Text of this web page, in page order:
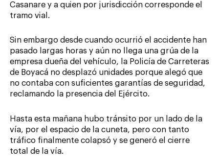
Casanare y a quien por jurisdicción corresponde el
tramo vial.
Sin embargo desde cuando ocurrió el accidente han
pasado largas horas y aún no llega una grúa de la
empresa dueña del vehículo, la Policía de Carreteras
de Boyacá no desplazó unidades porque alegó que
no contaba con suficientes garantías de seguridad,
reclamando la presencia del Ejército.
Hasta esta mañana hubo tránsito por un lado de la
vía, por el espacio de la cuneta, pero con tanto
tráfico finalmente colapsó y se generó el cierre
total de la vía.